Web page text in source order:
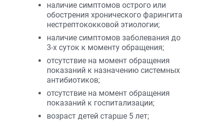
наличие симптомов острого или
обострения хронического фарингита
нестрептококковой этиологии;
наличие симптомов заболевания до
3-х суток к моменту обращения;
отсутствие на момент обращения
показаний к назначению системных
антибиотиков;
отсутствие на момент обращения
показаний к госпитализации;
возраст детей старше 5 лет;